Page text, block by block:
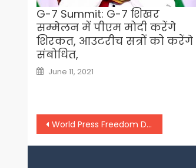
G-7 Summit: G-7 शिखर
सम्मेलन में पीएम मोदी करेंगे
शिरकत, आउटरीच सत्रों को करेंगे
संबोधित,
Posted
on
June 11, 2021
Post
navigation
World Press Freedom Day: उपराष्ट्रपति वेंकैया नायडू बोले- ‘कोरोना के दौर में पत्रकार भी फ्रंटलाइन योद्धा’